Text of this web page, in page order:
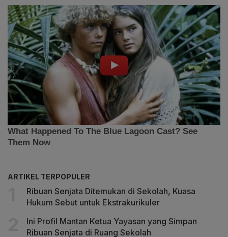
ARTIKEL TERPOPULER
Ribuan Senjata Ditemukan di Sekolah, Kuasa
Hukum Sebut untuk Ekstrakurikuler
Ini Profil Mantan Ketua Yayasan yang Simpan
Ribuan Senjata di Ruang Sekolah